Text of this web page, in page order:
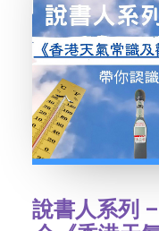
說書人系列